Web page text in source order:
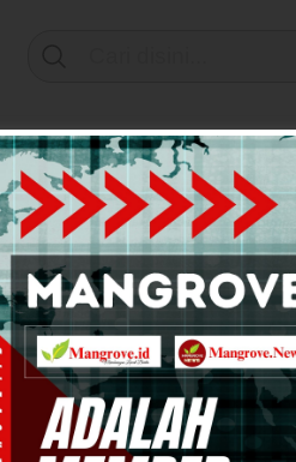
& Bisnis Info TanahSupport by